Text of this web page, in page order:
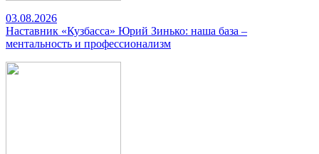
03.08.2026
Наставник «Кузбасса» Юрий Зинько: наша база –
ментальность и профессионализм